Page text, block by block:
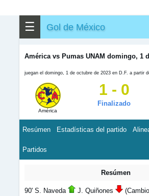
☰ Gol de México
América vs Pumas UNAM domingo, 1
juegan el domingo, 1 de octubre de 2023 en D.F. a partir
América
1 - 0
Finalizado
Resúmen Estadísticas del partido
Partidos
Resúmen
90' S. Naveda J. Quiñones